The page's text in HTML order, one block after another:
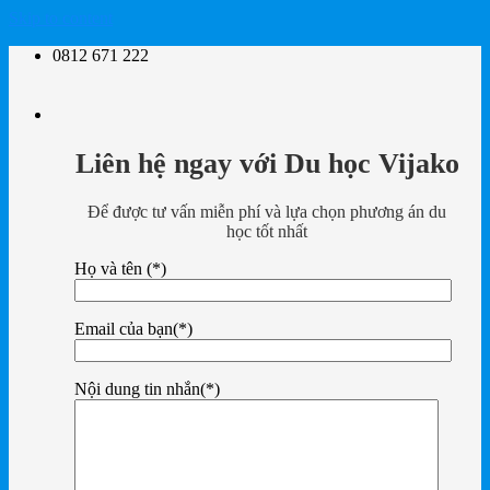
0812 671 222
Liên hệ ngay với Du học Vijako
Để được tư vấn miễn phí và lựa chọn phương án du
học tốt nhất
Họ và tên (*)
Email của bạn(*)
Nội dung tin nhắn(*)